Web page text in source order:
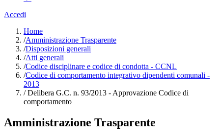
Accedi
Home
/Amministrazione Trasparente
/Disposizioni generali
/Atti generali
/Codice disciplinare e codice di condotta - CCNL
/Codice di comportamento integrativo dipendenti comunali -
2013
/Delibera G.C. n. 93/2013 - Approvazione Codice di
comportamento
Amministrazione Trasparente